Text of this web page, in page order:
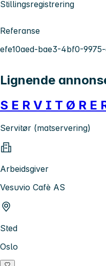
Stillingsregistrering
Referanse
efe10aed-bae3-4bf0-
Lignende
S E R V I T Ø R E
Servitør (matservering)
Arbeidsgiver
Vesuvio Cafè AS
Sted
Oslo